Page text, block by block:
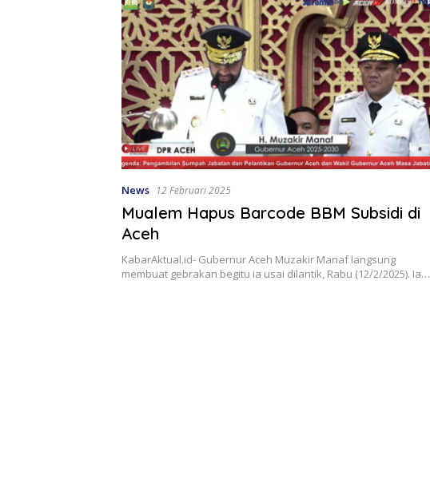
News 12 Februari 2025
Mualem Hapus Barcode BBM Subsidi di
Aceh
KabarAktual.id- Gubernur Aceh Muzakir Manaf langsung
membuat gebrakan begitu ia usai dilantik, Rabu (12/2/2025). Ia…